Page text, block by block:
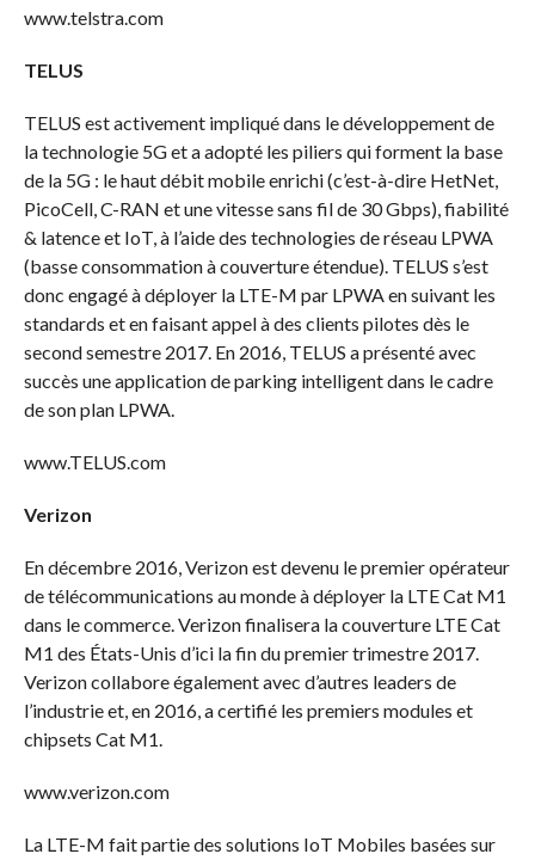
www.telstra.com
TELUS
TELUS est activement impliqué dans le développement de
la technologie 5G et a adopté les piliers qui forment la base
de la 5G : le haut débit mobile enrichi (c’est-à-dire HetNet,
PicoCell, C-RAN et une vitesse sans fil de 30 Gbps), fiabilité
& latence et IoT, à l’aide des technologies de réseau LPWA
(basse consommation à couverture étendue). TELUS s’est
donc engagé à déployer la LTE-M par LPWA en suivant les
standards et en faisant appel à des clients pilotes dès le
second semestre 2017. En 2016, TELUS a présenté avec
succès une application de parking intelligent dans le cadre
de son plan LPWA.
www.TELUS.com
Verizon
En décembre 2016, Verizon est devenu le premier opérateur
de télécommunications au monde à déployer la LTE Cat M1
dans le commerce. Verizon finalisera la couverture LTE Cat
M1 des États-Unis d’ici la fin du premier trimestre 2017.
Verizon collabore également avec d’autres leaders de
l’industrie et, en 2016, a certifié les premiers modules et
chipsets Cat M1.
www.verizon.com
La LTE-M fait partie des solutions IoT Mobiles basées sur